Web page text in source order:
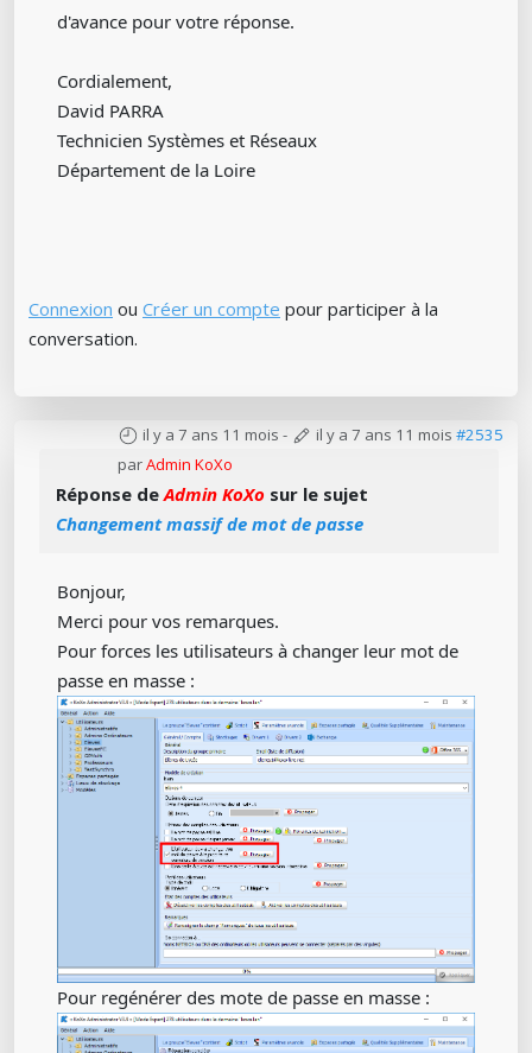
d'avance pour votre réponse.
Cordialement,
David PARRA
Technicien Systèmes et Réseaux
Département de la Loire
Connexion ou Créer un compte pour participer à la
conversation.
il y a 7 ans 11 mois - il y a 7 ans 11 mois #2535
parAdmin KoXo
Réponse deAdmin KoXo sur le sujet
Changement massif de mot de passe
Bonjour,
Merci pour vos remarques.
Pour forces les utilisateurs à changer leur mot de
passe en masse :
Pour regénérer des mote de passe en masse :